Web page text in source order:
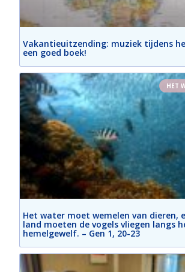
Vakantieuitzending: muziek tijdens
een goed boek!
HET
Het water moet wemelen van dieren,
land moeten de vogels vliegen langs
hemelgewelf. – Gen 1, 20-23